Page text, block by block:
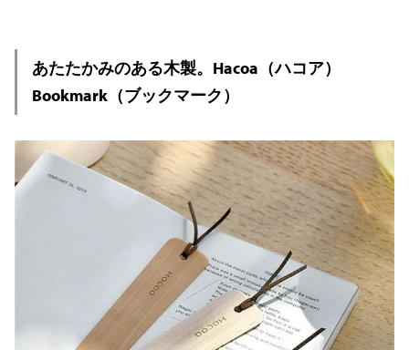
あたたかみのある木製。Hacoa（ハコア）
Bookmark（ブックマーク）